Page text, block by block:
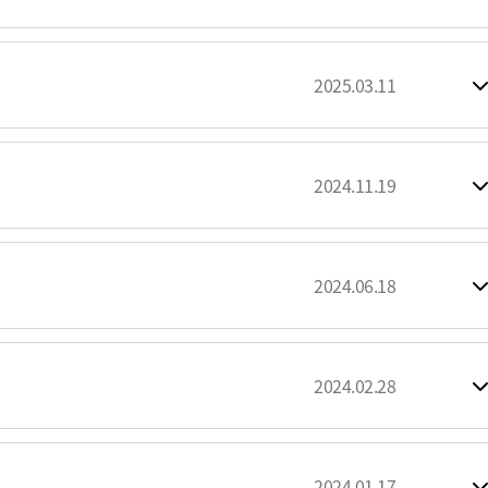
2025.03.11
2024.11.19
2024.06.18
2024.02.28